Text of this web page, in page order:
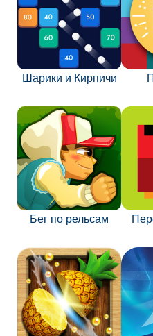
Шарики и Кирпичи
Бег по рельсам